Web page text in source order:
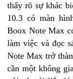
thấy rõ sự khác
10.3 có màn
Boox Note Max
làm việc và đọc
Note Max trở
cần một không